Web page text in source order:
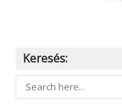
Keresés: